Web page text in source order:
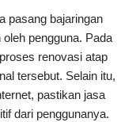
pasang bajaringan
pengguna. Pada
renovasi atap
tersebut. Selain itu,
pastikan jasa
dari penggunanya.